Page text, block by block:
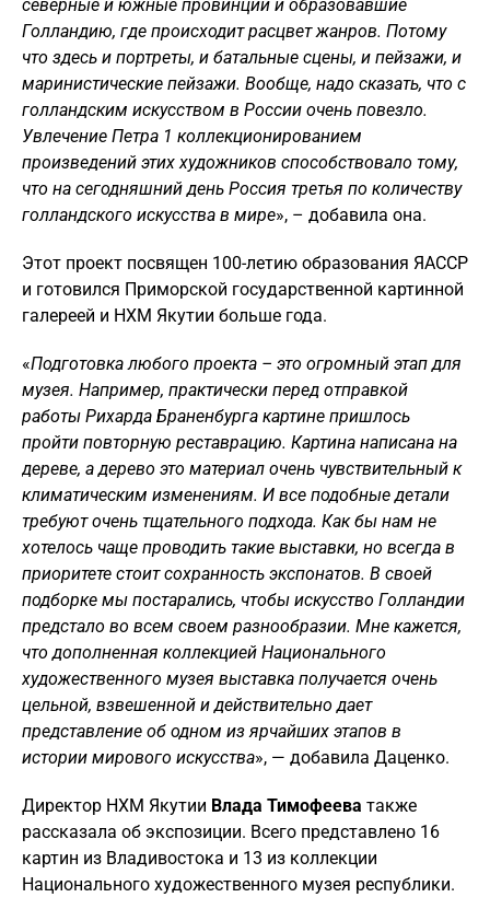
северные и южные провинции и образовавшие
Голландию, где происходит расцвет жанров. Потому
что здесь и портреты, и батальные сцены, и пейзажи, и
маринистические пейзажи. Вообще, надо сказать, что с
голландским искусством в России очень повезло.
Увлечение Петра 1 коллекционированием
произведений этих художников способствовало тому,
что на сегодняшний день Россия третья по количеству
голландского искусства в мире», – добавила она.
Этот проект посвящен 100-летию образования ЯАССР
и готовился Приморской государственной картинной
галереей и НХМ Якутии больше года.
«Подготовка любого проекта – это огромный этап для
музея. Например, практически перед отправкой
работы Рихарда Браненбурга картине пришлось
пройти повторную реставрацию. Картина написана на
дереве, а дерево это материал очень чувствительный к
климатическим изменениям. И все подобные детали
требуют очень тщательного подхода. Как бы нам не
хотелось чаще проводить такие выставки, но всегда в
приоритете стоит сохранность экспонатов. В своей
подборке мы постарались, чтобы искусство Голландии
предстало во всем своем разнообразии. Мне кажется,
что дополненная коллекцией Национального
художественного музея выставка получается очень
цельной, взвешенной и действительно дает
представление об одном из ярчайших этапов в
истории мирового искусства», — добавила Даценко.
Директор НХМ Якутии Влада Тимофеева также
рассказала об экспозиции. Всего представлено 16
картин из Владивостока и 13 из коллекции
Национального художественного музея республики.